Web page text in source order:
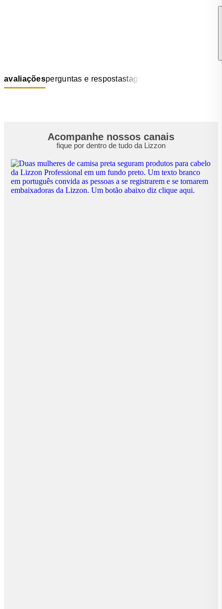
avaliaçõesperguntas e respostastags
Acompanhe nossos canais
fique por dentro de tudo da Lizzon